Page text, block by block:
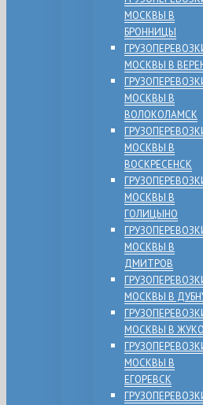
МОСКВЫ В
БРОННИЦЫ
МОСКВЫ В
МОСКВЫ В
ВОЛОКОЛАМСК
МОСКВЫ В
ВОСКРЕСЕНСК
МОСКВЫ В
ГОЛИЦЫНО
МОСКВЫ В
ДМИТРОВ
МОСКВЫ В
МОСКВЫ В
МОСКВЫ В
ЕГОРЕВСК